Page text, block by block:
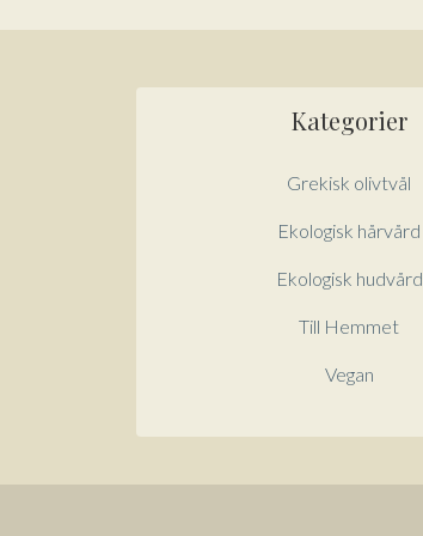
Kategorier
Grekisk olivtvål
Ekologisk hårvård
Ekologisk hudvård
Till Hemmet
Vegan